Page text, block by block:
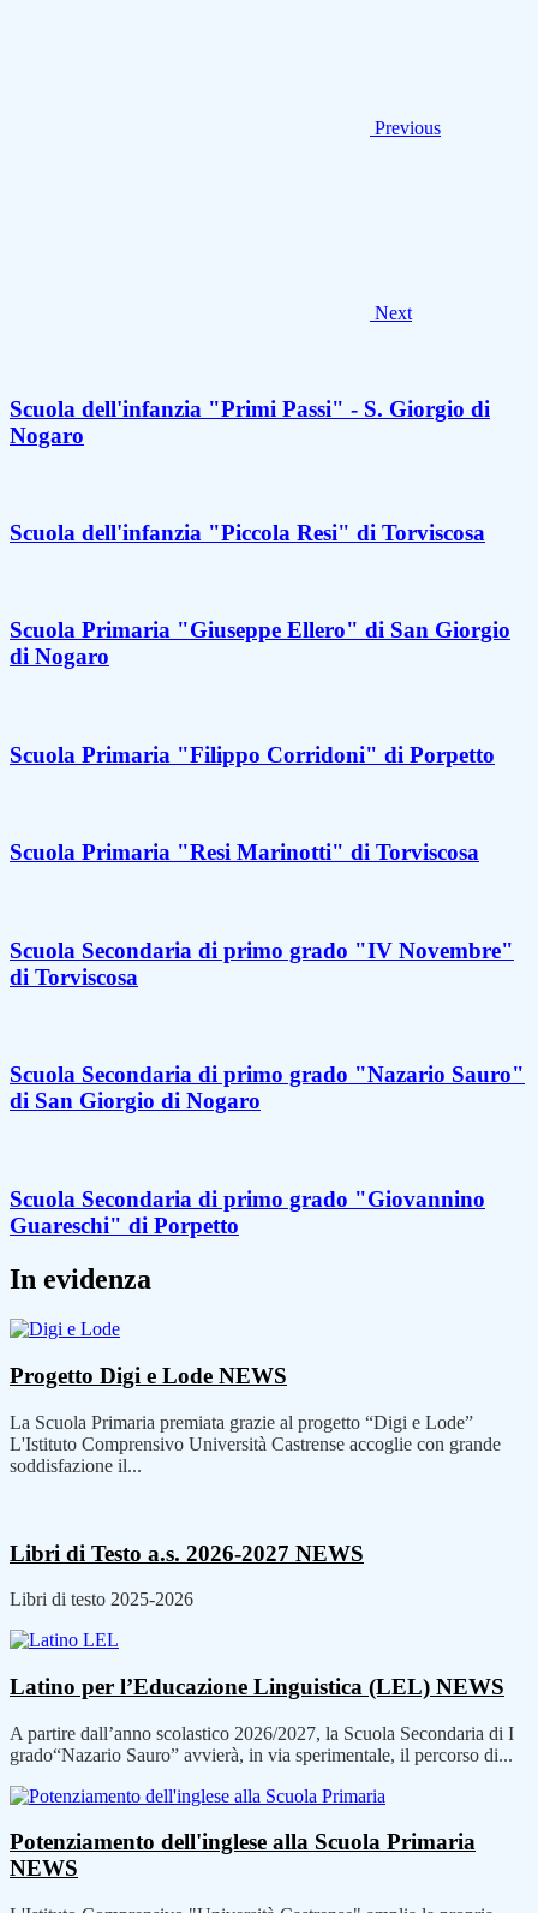
Previous
Next
Scuola dell'infanzia "Primi Passi" - S. Giorgio di
Nogaro
Scuola dell'infanzia "Piccola Resi" di Torviscosa
Scuola Primaria "Giuseppe Ellero" di San Giorgio
di Nogaro
Scuola Primaria "Filippo Corridoni" di Porpetto
Scuola Primaria "Resi Marinotti" di Torviscosa
Scuola Secondaria di primo grado "IV Novembre"
di Torviscosa
Scuola Secondaria di primo grado "Nazario Sauro"
di San Giorgio di Nogaro
Scuola Secondaria di primo grado "Giovannino
Guareschi" di Porpetto
In evidenza
Progetto Digi e Lode NEWS
La Scuola Primaria premiata grazie al progetto “Digi e Lode”
L'Istituto Comprensivo Università Castrense accoglie con grande
soddisfazione il...
Libri di Testo a.s. 2026-2027 NEWS
Libri di testo 2025-2026
Latino per l’Educazione Linguistica (LEL) NEWS
A partire dall’anno scolastico 2026/2027, la Scuola Secondaria di I
grado“Nazario Sauro” avvierà, in via sperimentale, il percorso di...
Potenziamento dell'inglese alla Scuola Primaria
NEWS